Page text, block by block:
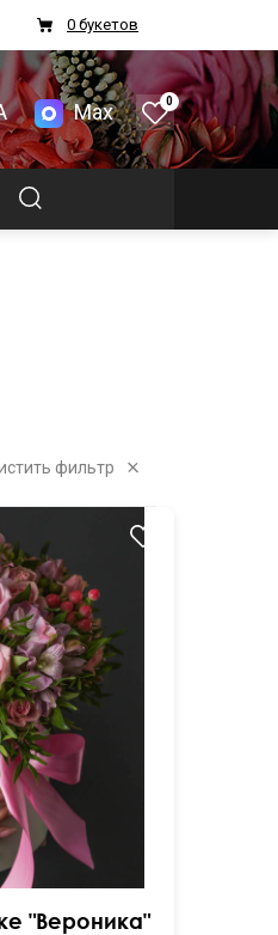
0 букетов
Max 0
фильтр
доставкой.
"Вероника"